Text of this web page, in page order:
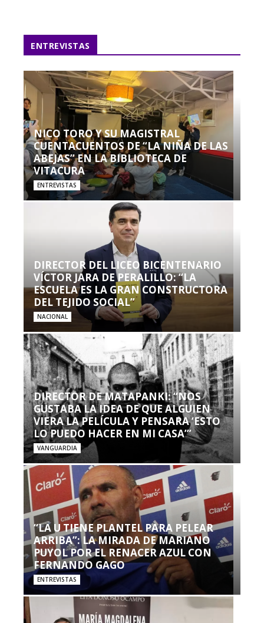
ENTREVISTAS
NICO TORO Y SU MAGISTRAL
CUENTACUENTOS DE “LA NIÑA DE LAS
ABEJAS” EN LA BIBLIOTECA DE
VITACURA
ENTREVISTAS
DIRECTOR DEL LICEO BICENTENARIO
VÍCTOR JARA DE PERALILLO: “LA
ESCUELA ES LA GRAN CONSTRUCTORA
DEL TEJIDO SOCIAL”
NACIONAL
DIRECTOR DE MATAPANKI: “NOS
GUSTABA LA IDEA DE QUE ALGUIEN
VIERA LA PELÍCULA Y PENSARA ‘ESTO
LO PUEDO HACER EN MI CASA’”
VANGUARDIA
“LA U TIENE PLANTEL PARA PELEAR
ARRIBA”: LA MIRADA DE MARIANO
PUYOL POR EL RENACER AZUL CON
FERNANDO GAGO
ENTREVISTAS